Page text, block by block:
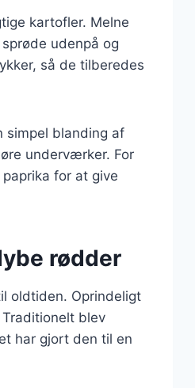
kartofler. Melne
udenpå og
så de tilberedes
simpel blanding af
underværker. For
for at give
rødder
oldtiden. Oprindeligt
blev
har gjort den til en